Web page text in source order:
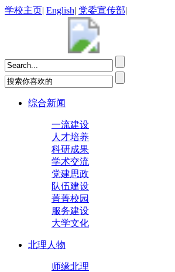
学校主页| English| 党委宣传部|
综合新闻
一流建设
人才培养
科研成果
学术交流
党建思政
队伍建设
菁菁校园
服务建设
大学文化
北理人物
师缘北理